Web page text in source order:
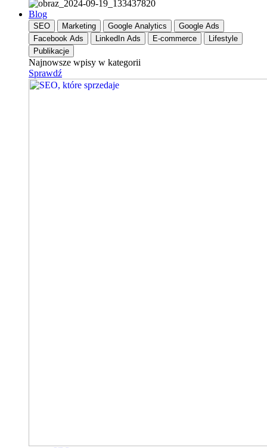
Blog
SEO Marketing Google Analytics
Google Ads
Facebook Ads
LinkedIn Ads E-commerce
Lifestyle
Publikacje
Najnowsze wpisy w kategorii
Sprawdź